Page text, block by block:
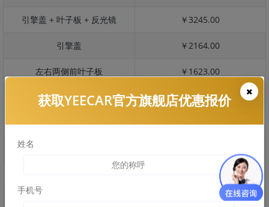
引擎盖 + 叶子板 + 反光镜 ￥3245.00
引擎盖 ￥2164.00
左右两侧前叶子板 ￥1623.00
反光镜 ￥324.00
后保险杠 ￥1660.00
￥2351.00
获取YEECAR官方旗舰店优惠报价
姓名
手机号